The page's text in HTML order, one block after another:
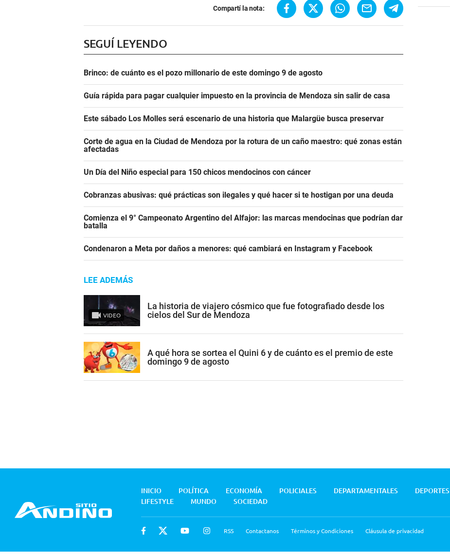
Compartí la nota:
SEGUÍ LEYENDO
Brinco: de cuánto es el pozo millonario de este domingo 9 de agosto
Guía rápida para pagar cualquier impuesto en la provincia de Mendoza sin salir de casa
Este sábado Los Molles será escenario de una historia que Malargüe busca preservar
Corte de agua en la Ciudad de Mendoza por la rotura de un caño maestro: qué zonas están
afectadas
Un Día del Niño especial para 150 chicos mendocinos con cáncer
Cobranzas abusivas: qué prácticas son ilegales y qué hacer si te hostigan por una deuda
Comienza el 9° Campeonato Argentino del Alfajor: las marcas mendocinas que podrían dar
batalla
Condenaron a Meta por daños a menores: qué cambiará en Instagram y Facebook
LEE ADEMÁS
VIDEO
La historia de viajero cósmico que fue fotografiado desde los
cielos del Sur de Mendoza
A qué hora se sortea el Quini 6 y de cuánto es el premio de este
domingo 9 de agosto
INICIO POLÍTICA ECONOMÍA POLICIALES DEPARTAMENTALES DEPORTES
LIFESTYLE
MUNDO SOCIEDAD
RSS Contactanos Términos y Condiciones Cláusula de privacidad